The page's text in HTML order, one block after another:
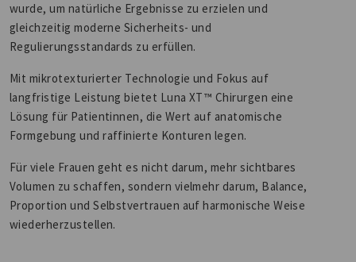
wurde, um natürliche Ergebnisse zu erzielen und
gleichzeitig moderne Sicherheits- und
Regulierungsstandards zu erfüllen.
Mit mikrotexturierter Technologie und Fokus auf
langfristige Leistung bietet Luna XT™ Chirurgen eine
Lösung für Patientinnen, die Wert auf anatomische
Formgebung und raffinierte Konturen legen.
Für viele Frauen geht es nicht darum, mehr sichtbares
Volumen zu schaffen, sondern vielmehr darum, Balance,
Proportion und Selbstvertrauen auf harmonische Weise
wiederherzustellen.